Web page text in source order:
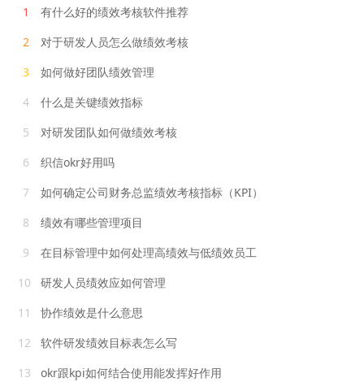
1
有什么好的绩效考核软件推荐
2
对于研发人员怎么做绩效考核
3
如何做好团队绩效管理
4
什么是关键绩效指标
5
对研发团队如何做绩效考核
6
织信okr好用吗
7
如何确定公司财务总监绩效考核指标（KPI）
8
绩效有哪些管理项目
9
在目标管理中如何处理高绩效与低绩效员工
10
研发人员绩效应如何管理
11
协作绩效是什么意思
12
软件研发绩效目标表怎么写
13
okr跟kpi如何结合使用能发挥好作用